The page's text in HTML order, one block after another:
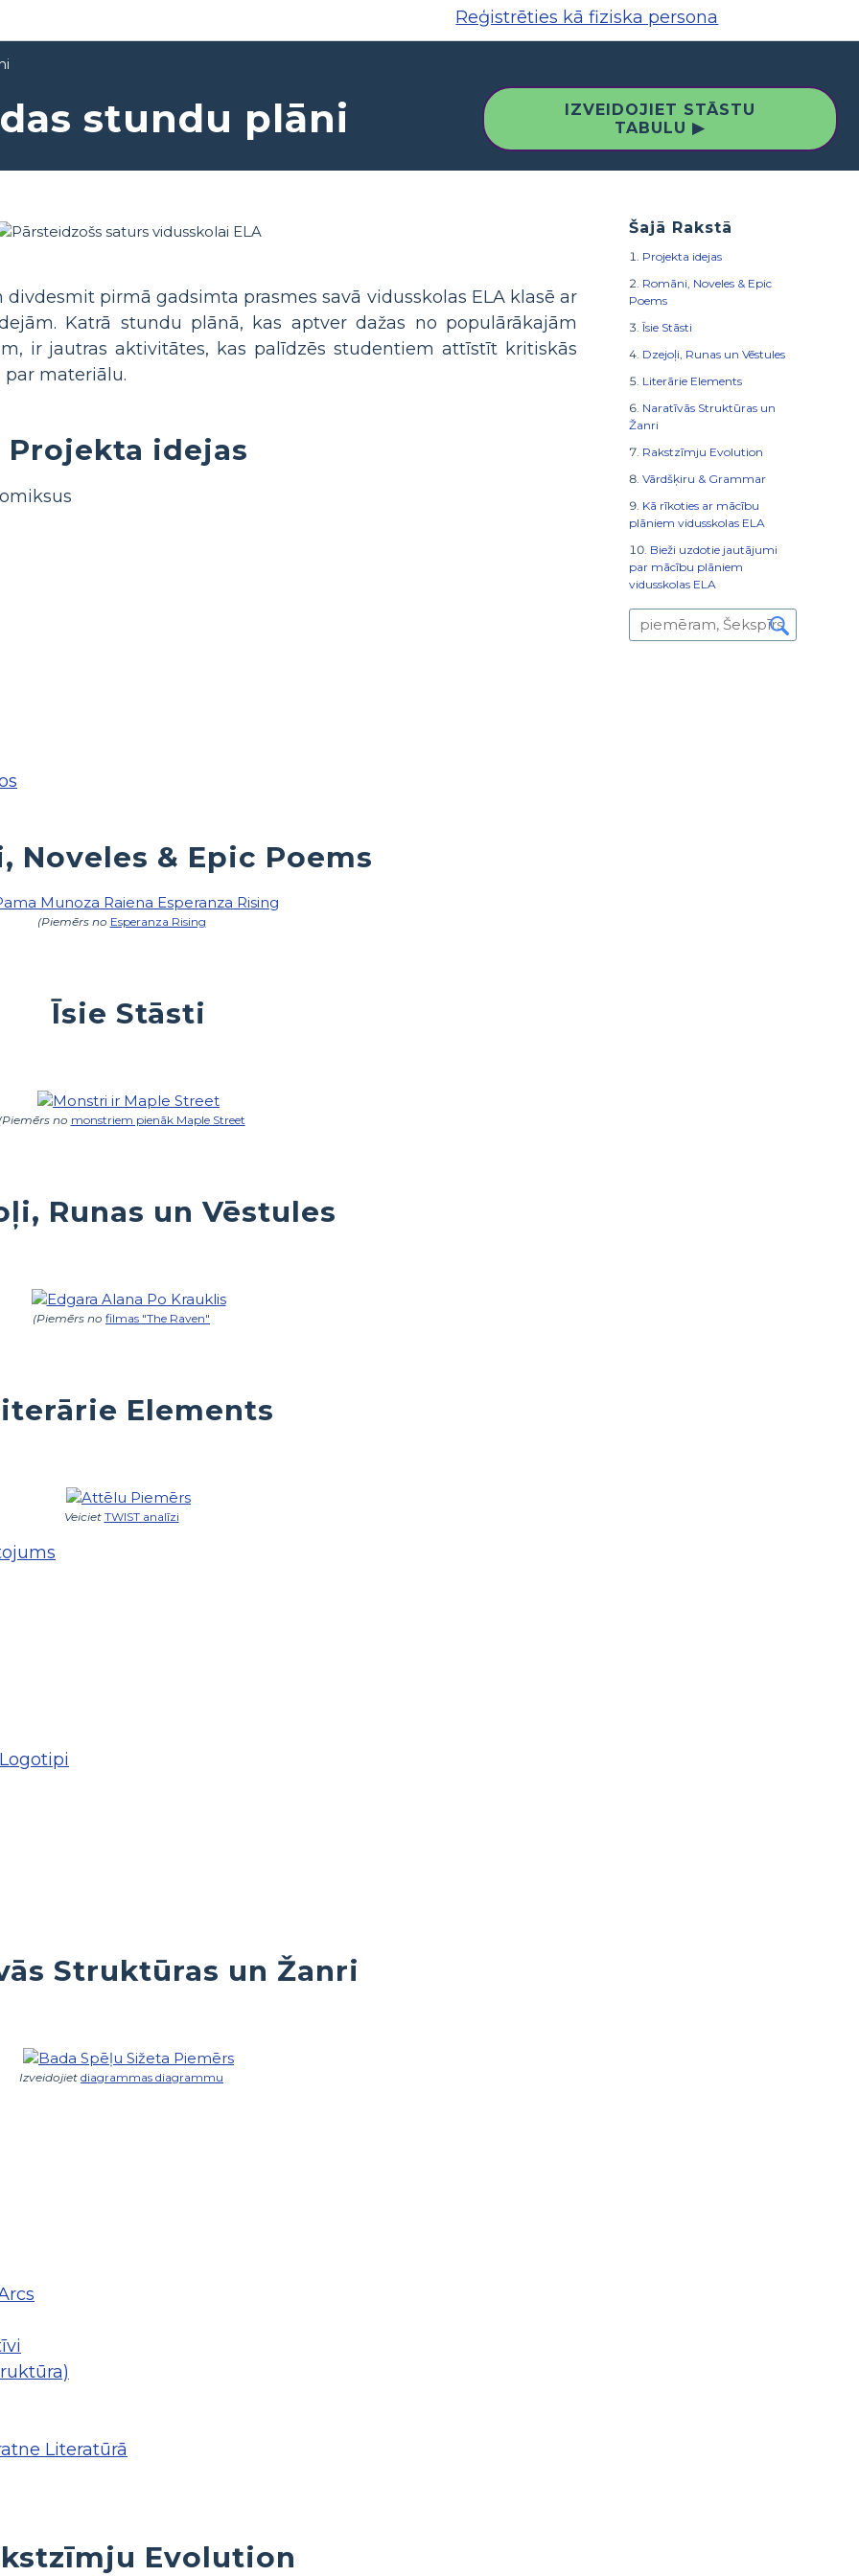
Reģistrēties kā fiziska persona
stundu plāni
IZVEIDOJIET STĀSTU
TABULU ▶
Šajā Rakstā
Projekta idejas
Romāni, Noveles & Epic
Poems
Īsie Stāsti
Dzejoļi, Runas un Vēstules
Literārie Elements
Naratīvās Struktūras un
Žanri
Rakstzīmju Evolution
Vārdšķiru & Grammar
Kā rīkoties ar mācību
plāniem vidusskolas ELA
Bieži uzdotie jautājumi
par mācību plāniem
vidusskolas ELA
pirmā gadsimta prasmes savā vidusskolas ELA klasē ar
Katrā stundu plānā, kas aptver dažas no populārākajām
ir jautras aktivitātes, kas palīdzēs studentiem attīstīt kritiskās
materiālu.
Projekta idejas
Noveles & Epic Poems
(Piemērs no Esperanza Rising
Īsie Stāsti
no monstriem pienāk Maple Street
Runas un Vēstules
(Piemērs no filmas "The Raven"
Elements
Veiciet TWIST analīzi
Struktūras un Žanri
Izveidojiet diagrammas diagrammu
Literatūrā
Evolution